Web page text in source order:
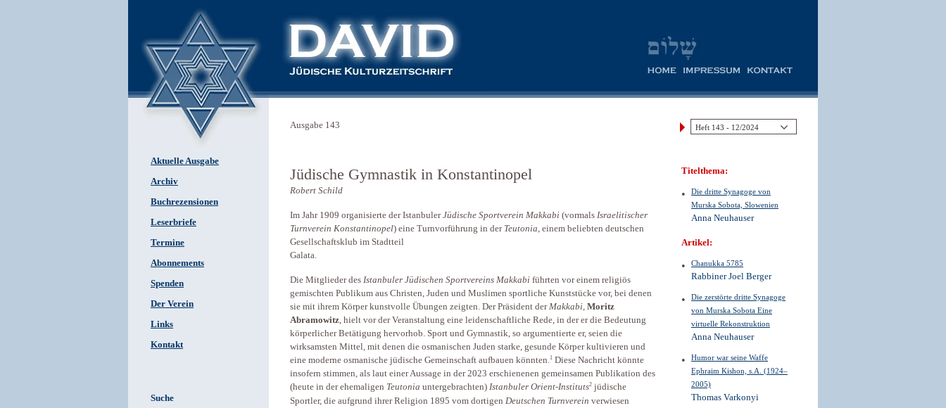
Aktuelle Ausgabe
Archiv
Buchrezensionen
Leserbriefe
Termine
Abonnements
Spenden
Der Verein
Links
Kontakt
Suche
Ausgabe 143
Jüdische Gymnastik in Konstantinopel
Robert Schild
Im Jahr 1909 organisierte der IstanbulerJüdische Sportverein Makkabi (vormals Israelitischer
Turnverein Konstantinopel) eine Turnvorführung in der Teutonia, einem beliebten deutschen
Gesellschaftsklub im Stadtteil
Galata.
Die Mitglieder des Istanbuler Jüdischen Sportvereins Makkabi führten vor einem religiös
gemischten Publikum aus Christen, Juden und Muslimen sportliche Kunststücke vor, bei denen
sie mit ihrem Körper kunstvolle Übungen zeigten. Der Präsident derMakkabi, Moritz
Abramowitz, hielt vor der Veranstaltung eine leidenschaftliche Rede, in der er die Bedeutung
körperlicher Betätigung hervorhob. Sport und Gymnastik, so argumentierte er, seien die
wirksamsten Mittel, mit denen die osmanischen Juden starke, gesunde Körper kultivieren und
eine moderne osmanische jüdische Gemeinschaft aufbauen könnten.1 Diese Nachricht könnte
insofern stimmen, als laut einer Aussage in der 2023 erschienenen gemeinsamen Publikation des
(heute in der ehemaligen Teutonia untergebrachten) Istanbuler Orient-Instituts2 jüdische
Sportler, die aufgrund ihrer Religion 1895 vom dortigen Deutschen Turnverein verwiesen
Titelthema:
Die dritte Synagoge von
Murska Sobota, Slowenien
Anna Neuhauser
Artikel:
Chanukka 5785
Rabbiner Joel Berger
Die zerstörte dritte Synagoge
von Murska Sobota Eine
virtuelle Rekonstruktion
Anna Neuhauser
Humor war seine Waffe
Ephraim Kishon, s.A. (1924–
2005)
Thomas Varkonyi